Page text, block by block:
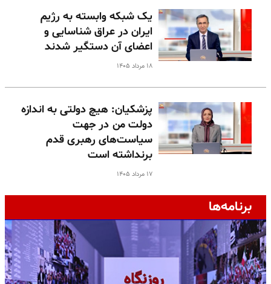
یک شبکه وابسته به رژیم
ایران در عراق شناسایی و
اعضای آن دستگیر شدند
۱۸ مرداد ۱۴۰۵
پزشکیان: هیچ دولتی به اندازه
دولت من در جهت
سیاست‌های رهبری قدم
برنداشته است
۱۷ مرداد ۱۴۰۵
برنامه‌ها